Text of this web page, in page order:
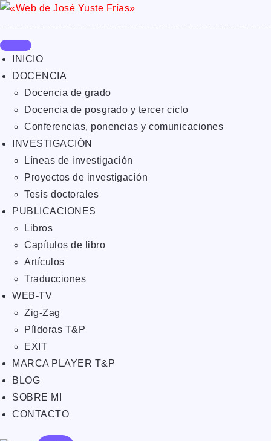
INICIO
DOCENCIA
Docencia de grado
Docencia de posgrado y tercer ciclo
Conferencias, ponencias y comunicaciones
INVESTIGACIÓN
Líneas de investigación
Proyectos de investigación
Tesis doctorales
PUBLICACIONES
Libros
Capítulos de libro
Artículos
Traducciones
WEB-TV
Zig-Zag
Píldoras T&P
EXIT
MARCA PLAYER T&P
BLOG
SOBRE MI
CONTACTO